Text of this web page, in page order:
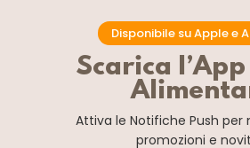
Disponibile su Apple e
Scarica
Attiva le Notifiche Push per
promozioni e